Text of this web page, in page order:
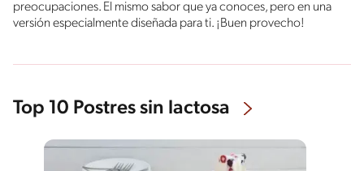
preocupaciones. El mismo sabor que ya conoces, pero en una
versión especialmente diseñada para ti. ¡Buen provecho!
Top 10 Postres sin lactosa